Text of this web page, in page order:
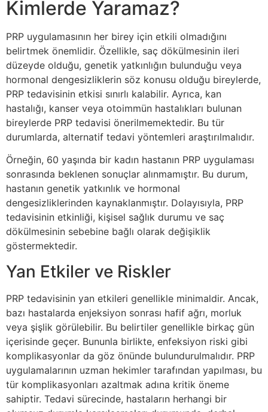
Kimlerde Yaramaz?
PRP uygulamasının her birey için etkili olmadığını
belirtmek önemlidir. Özellikle, saç dökülmesinin ileri
düzeyde olduğu, genetik yatkınlığın bulunduğu veya
hormonal dengesizliklerin söz konusu olduğu bireylerde,
PRP tedavisinin etkisi sınırlı kalabilir. Ayrıca, kan
hastalığı, kanser veya otoimmün hastalıkları bulunan
bireylerde PRP tedavisi önerilmemektedir. Bu tür
durumlarda, alternatif tedavi yöntemleri araştırılmalıdır.
Örneğin, 60 yaşında bir kadın hastanın PRP uygulaması
sonrasında beklenen sonuçlar alınmamıştır. Bu durum,
hastanın genetik yatkınlık ve hormonal
dengesizliklerinden kaynaklanmıştır. Dolayısıyla, PRP
tedavisinin etkinliği, kişisel sağlık durumu ve saç
dökülmesinin sebebine bağlı olarak değişiklik
göstermektedir.
Yan Etkiler ve Riskler
PRP tedavisinin yan etkileri genellikle minimaldir. Ancak,
bazı hastalarda enjeksiyon sonrası hafif ağrı, morluk
veya şişlik görülebilir. Bu belirtiler genellikle birkaç gün
içerisinde geçer. Bununla birlikte, enfeksiyon riski gibi
komplikasyonlar da göz önünde bulundurulmalıdır. PRP
uygulamalarının uzman hekimler tarafından yapılması, bu
tür komplikasyonları azaltmak adına kritik öneme
sahiptir. Tedavi sürecinde, hastaların herhangi bir